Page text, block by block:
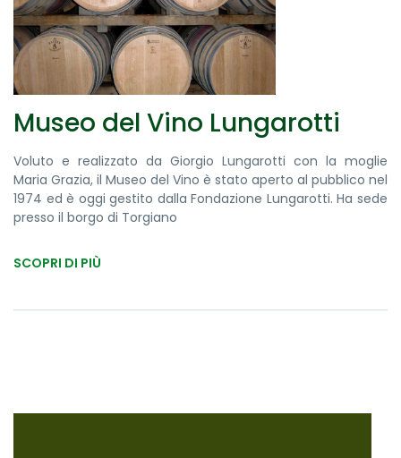
Museo del Vino Lungarotti
Voluto e realizzato da Giorgio Lungarotti con la moglie
Maria Grazia, il Museo del Vino è stato aperto al pubblico nel
1974 ed è oggi gestito dalla Fondazione Lungarotti. Ha sede
presso il borgo di Torgiano
SCOPRI DI PIÙ